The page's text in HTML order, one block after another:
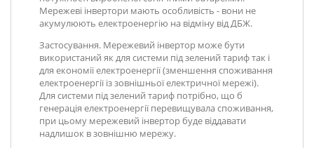
Мережеві інвертори мають особливість - вони не
акумулюють електроенергію на відміну від ДБЖ.
Застосування. Мережевий інвертор може бути
використаний як для системи під зелений тариф так і
для економії електроенергії (зменшення споживання
електроенергії із зовнішньої електричної мережі).
Для системи під зелений тариф потрібно, що б
генерація електроенергії перевищувала споживання,
при цьому мережевий інвертор буде віддавати
надлишок в зовнішню мережу.